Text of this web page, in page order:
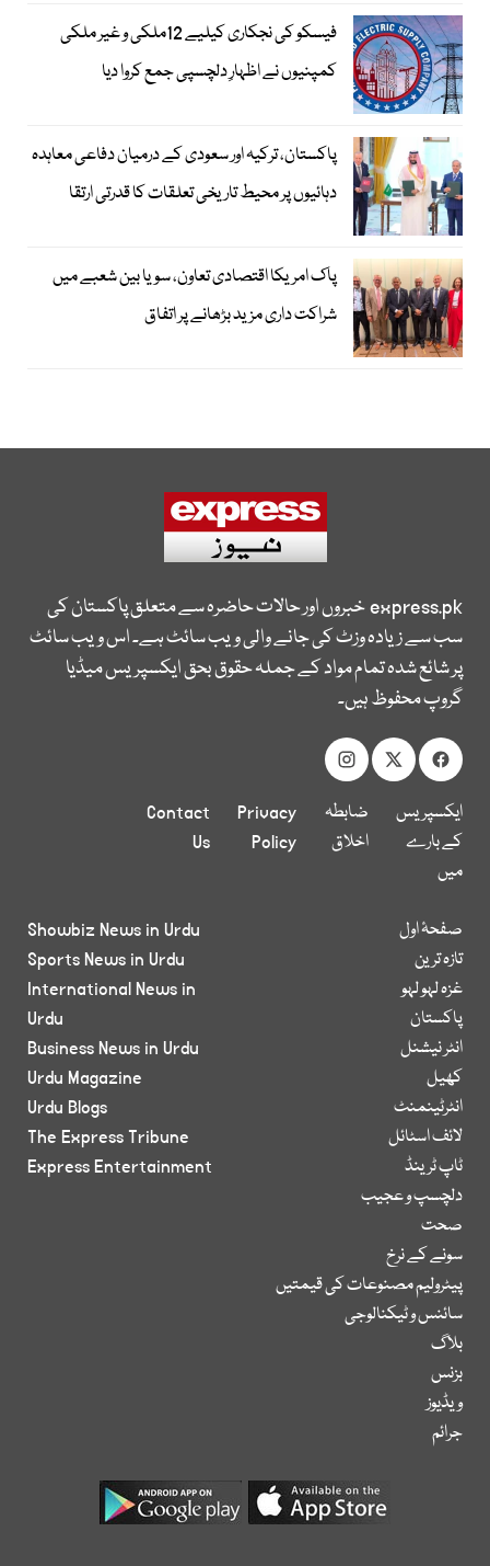
فیسکو کی نجکاری کیلیے 12ملکی و غیر ملکی
کمپنیوں نے اظہارِ دلچسپی جمع کروا دیا
پاکستان، ترکیہ اور سعودی کے درمیان دفاعی معاہدہ
دہائیوں پر محیط تاریخی تعلقات کا قدرتی ارتقا
پاک امریکا اقتصادی تعاون، سویا بین شعبے میں
شراکت داری مزید بڑھانے پر اتفاق
express.pkخبروں اور حالات حاضرہ سے متعلق پاکستان کی
سب سے زیادہ وزٹ کی جانے والی ویب سائٹ ہے۔ اس ویب سائٹ
پر شائع شدہ تمام مواد کے جملہ حقوق بحق ایکسپریس میڈیا
گروپ محفوظ ہیں۔
ایکسپریس
کے بارے
میں
ضابطہ
اخلاق
Privacy
Policy
Contact
Us
صفحۂ اول
تازہ ترین
غزہ لہو لہو
پاکستان
انٹر نیشنل
کھیل
انٹرٹینمنٹ
لائف اسٹائل
ٹاپ ٹرینڈ
دلچسپ و عجیب
صحت
سونے کے نرخ
پیٹرولیم مصنوعات کی قیمتیں
سائنس و ٹیکنالوجی
بلاگ
بزنس
ویڈیوز
جرائم
Showbiz News in Urdu
Sports News in Urdu
International News in
Urdu
Business News in Urdu
Urdu Magazine
Urdu Blogs
The Express Tribune
Express Entertainment